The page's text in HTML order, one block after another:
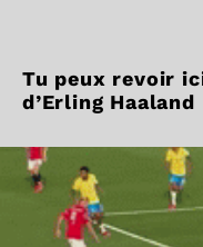
Tu peux revoir
d’Erling Haaland